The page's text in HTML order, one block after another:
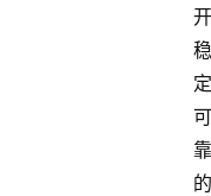
开
稳
定
可
靠
的